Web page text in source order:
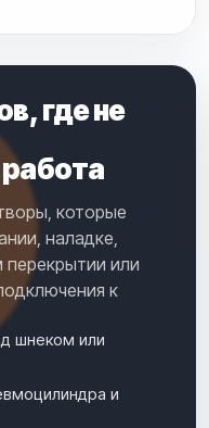
где не
которые
наладке,
перекрытии или
к
шнеком или
и